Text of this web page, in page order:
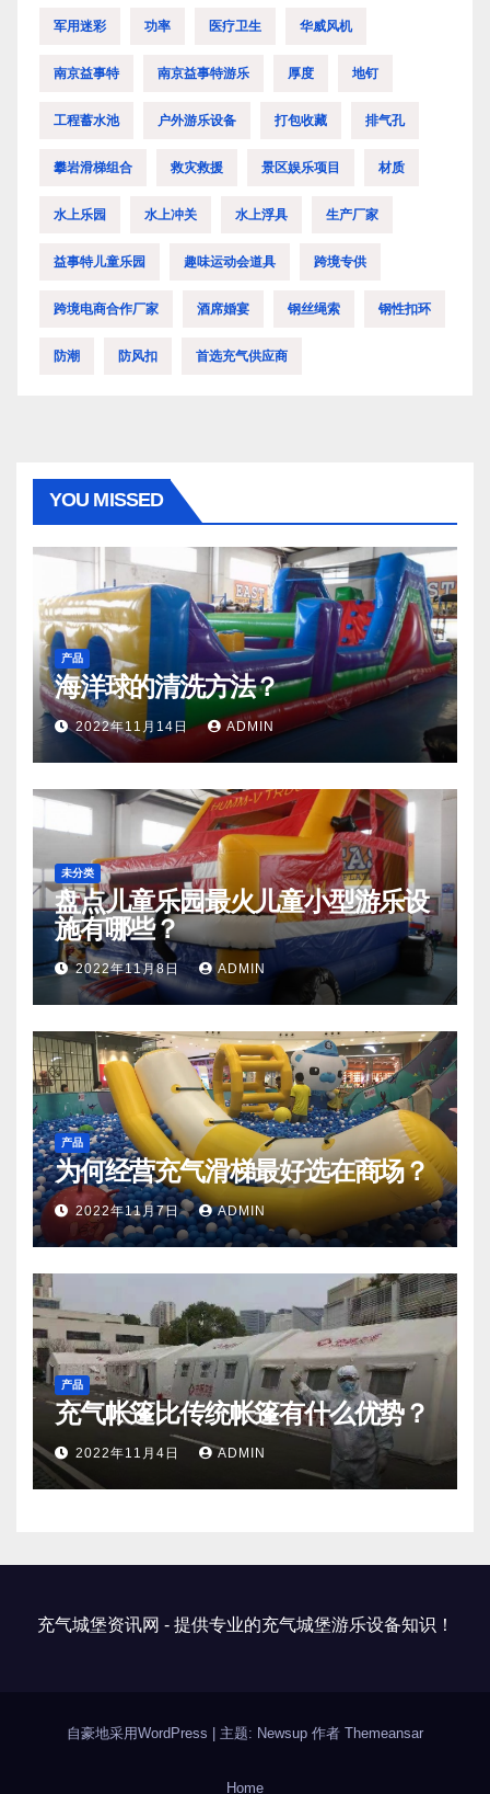
军用迷彩 功率 医疗卫生 华威风机
南京益事特 南京益事特游乐 厚度 地钉
工程蓄水池 户外游乐设备 打包收藏 排气孔
攀岩滑梯组合 救灾救援 景区娱乐项目 材质
水上乐园 水上冲关 水上浮具 生产厂家
益事特儿童乐园 趣味运动会道具 跨境专供
跨境电商合作厂家 酒席婚宴 钢丝绳索 钢性扣环
防潮 防风扣 首选充气供应商
YOU MISSED
产品
海洋球的清洗方法？
2022年11月14日 ADMIN
未分类
盘点儿童乐园最火儿童小型游乐设
施有哪些？
2022年11月8日 ADMIN
产品
为何经营充气滑梯最好选在商场？
2022年11月7日 ADMIN
产品
充气帐篷比传统帐篷有什么优势？
2022年11月4日 ADMIN
充气城堡资讯网 - 提供专业的充气城堡游乐设备知识！
自豪地采用WordPress 主题: Newsup 作者 Themeansar
Home